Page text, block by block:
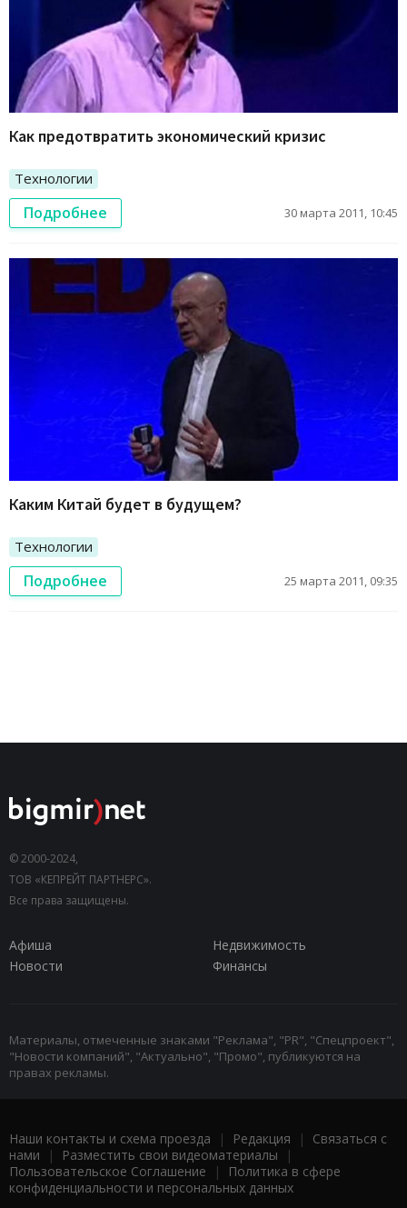
Как предотвратить экономический кризис
Технологии
Подробнее 30 марта 2011, 10:45
Каким Китай будет в будущем?
Технологии
Подробнее 25 марта 2011, 09:35
© 2000-2024,
ТОВ «КЕПРЕЙТ ПАРТНЕРС».
Все права защищены.
Афиша
Недвижимость
Новости
Финансы
Материалы, отмеченные знаками "Реклама", "PR", "Спецпроект",
"Новости компаний", "Актуально", "Промо", публикуются на
правах рекламы.
Наши контакты и схема проезда | Редакция | Связаться с
нами | Разместить свои видеоматериалы |
Пользовательское Соглашение |
Политика в сфере
конфиденциальности и персональных данных